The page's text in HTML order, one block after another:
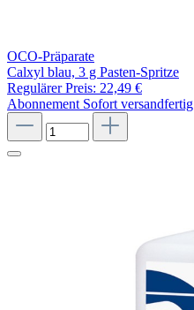
OCO-Präparate
Calxyl blau, 3 g Pasten-Spritze
Regulärer Preis: 22,49 €
Abonnement Sofort versandfertig